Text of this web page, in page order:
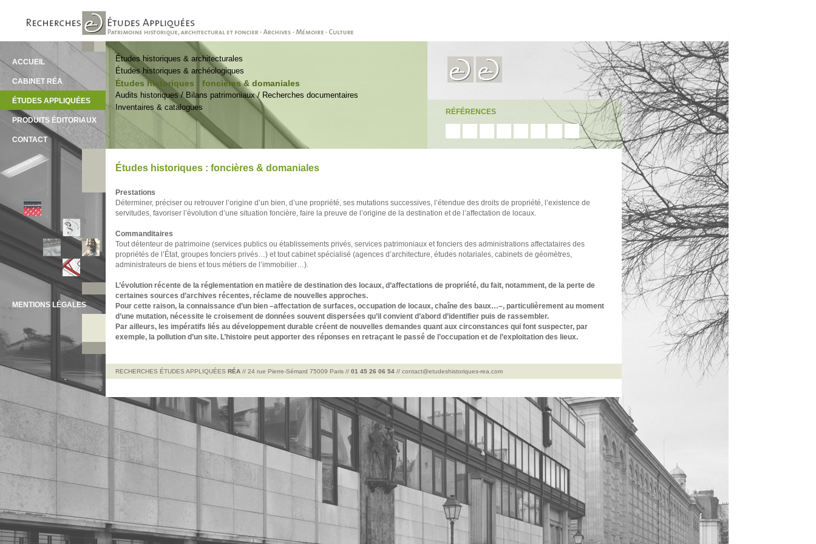
Études historiques & architecturales
Études historiques & archéologiques
Études historiques : foncières & domaniales
Audits historiques / Bilans patrimoniaux / Recherches documentaires
Inventaires & catalogues
RÉFÉRENCES
ACCUEIL
CABINET RÉA
ÉTUDES APPLIQUÉES
PRODUITS ÉDITORIAUX
CONTACT
MENTIONS LÉGALES
Études historiques : foncières & domaniales
Prestations
Déterminer, préciser ou retrouver l’origine d’un bien, d’une propriété, ses mutations successives, l’étendue des droits de propriété, l’existence de
servitudes, favoriser l’évolution d’une situation foncière, faire la preuve de l’origine de la destination et de l’affectation de locaux.
Commanditaires
Tout détenteur de patrimoine (services publics ou établissements privés, services patrimoniaux et fonciers des administrations affectataires des
propriétés de l’État, groupes fonciers privés…) et tout cabinet spécialisé (agences d’architecture, études notariales, cabinets de géomètres,
administrateurs de biens et tous métiers de l’immobilier…).
L’évolution récente de la réglementation en matière de destination des locaux, d’affectations de propriété, du fait, notamment, de la perte de
certaines sources d’archives récentes, réclame de nouvelles approches.
Pour cette raison, la connaissance d’un bien –affectation de surfaces, occupation de locaux, chaîne des baux…–, particulièrement au moment
d’une mutation, nécessite le croisement de données souvent dispersées qu’il convient d’abord d’identifier puis de rassembler.
Par ailleurs, les impératifs liés au développement durable créent de nouvelles demandes quant aux circonstances qui font suspecter, par
exemple, la pollution d’un site. L’histoire peut apporter des réponses en retraçant le passé de l’occupation et de l’exploitation des lieux.
RECHERCHES ÉTUDES APPLIQUÉES RÉA // 24 rue Pierre-Sémard 75009 Paris // 01 45 26 06 54 // contact@etudeshistoriques-rea.com